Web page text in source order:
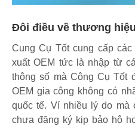
Đôi điều về thương
Cung Cụ Tốt cung cấp
xuất OEM tức là nhập từ
thông số mà Công Cụ Tốt
OEM gia công không có
quốc tế. Ví nhiều lý do mà
chưa đăng ký kịp bảo hộ